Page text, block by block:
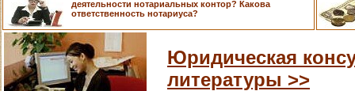
деятельности нотариальных контор? Какова
ответственность нотариуса?
Юридическая
литературы >>